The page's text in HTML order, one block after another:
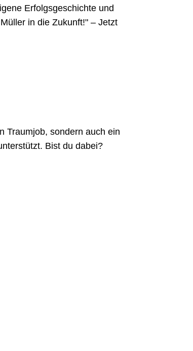
Erfolgsgeschichte und
in die Zukunft!" – Jetzt
Traumjob, sondern auch ein
Bist du dabei?